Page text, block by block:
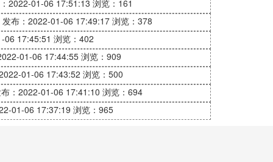
米，共设置32座车站，其中地下站28
5座高架站，换乘站14座。起于华桂路
2022-01-06 17:51:13 浏览：161
发布：2022-01-06 17:49:17 浏览：378
06 17:45:51 浏览：402
01-06 17:44:55 浏览：909
01-06 17:43:52 浏览：500
：2022-01-06 17:41:10 浏览：694
01-06 17:37:19 浏览：965